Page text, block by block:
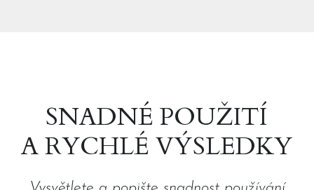
SNADNÉ POUŽITÍ
A RYCHLÉ VÝSLEDKY